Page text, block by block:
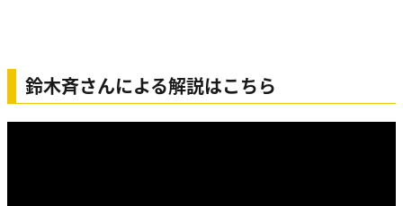
鈴木斉さんによる解説はこちら